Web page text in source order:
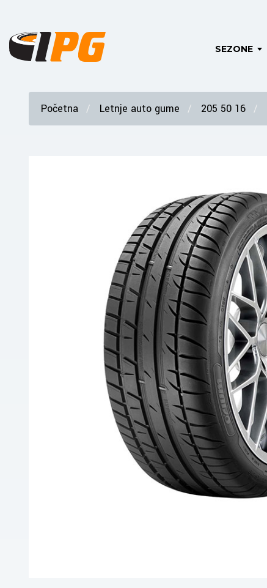
SEZONE
Početna Letnje auto gume 205 50 16